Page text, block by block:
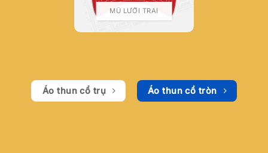
MŨ LƯỠI TRAI
Áo thun cổ trụ Áo thun cổ tròn